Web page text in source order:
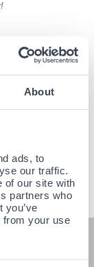
About
ads, to
our traffic.
of our site with
partners who
you’ve
from your use